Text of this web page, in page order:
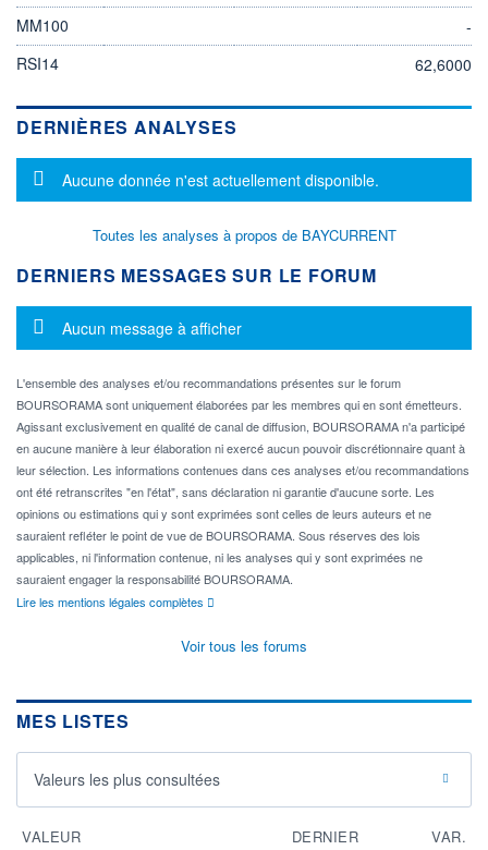
MM100
-
RSI14
62,6000
DERNIÈRES ANALYSES
Message d'information
Aucune donnée n'est actuellement disponible.
Toutes les analyses à propos de BAYCURRENT
DERNIERS MESSAGES SUR LE FORUM
Message d'information
Aucun message à afficher
L'ensemble des analyses et/ou recommandations présentes sur le forum
BOURSORAMA sont uniquement élaborées par les membres qui en sont émetteurs.
Agissant exclusivement en qualité de canal de diffusion, BOURSORAMA n'a participé
en aucune manière à leur élaboration ni exercé aucun pouvoir discrétionnaire quant à
leur sélection. Les informations contenues dans ces analyses et/ou recommandations
ont été retranscrites "en l'état", sans déclaration ni garantie d'aucune sorte. Les
opinions ou estimations qui y sont exprimées sont celles de leurs auteurs et ne
sauraient refléter le point de vue de BOURSORAMA. Sous réserves des lois
applicables, ni l'information contenue, ni les analyses qui y sont exprimées ne
sauraient engager la responsabilité BOURSORAMA.
Lire les mentions légales complètes
Voir tous les forums
MES LISTES
Valeurs les plus consultées
VALEUR DERNIER VAR.